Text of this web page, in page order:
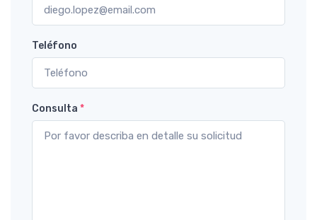
Teléfono
Consulta *